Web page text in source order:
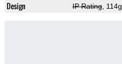
Design IP Rating, 114g